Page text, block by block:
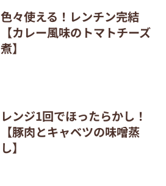
色々使える！レンチン完結
【カレー風味のトマトチーズ
煮】
レンジ1回でほったらかし！
【豚肉とキャベツの味噌蒸
し】